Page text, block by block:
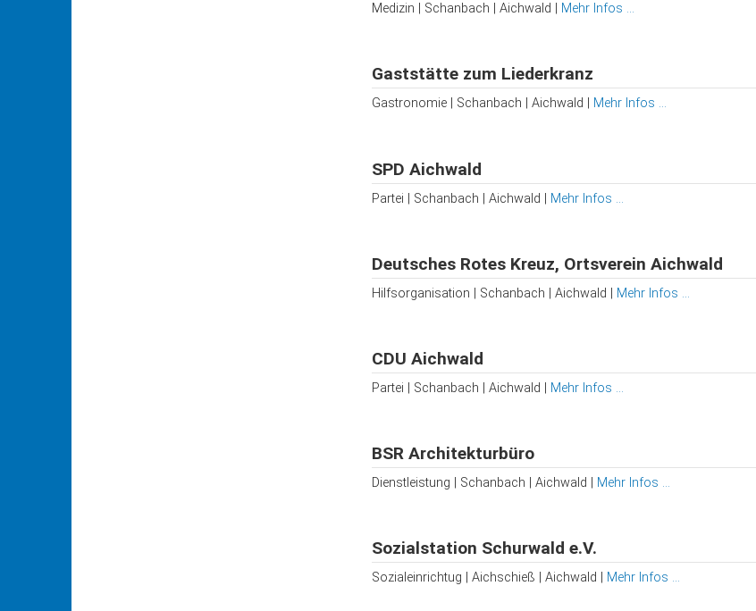
Medizin | Schanbach | Aichwald | Mehr Infos ...
Gaststätte zum Liederkranz
Gastronomie | Schanbach | Aichwald | Mehr Infos ...
SPD Aichwald
Partei | Schanbach | Aichwald | Mehr Infos ...
Deutsches Rotes Kreuz, Ortsverein Aichwald
Hilfsorganisation | Schanbach | Aichwald | Mehr Infos ...
CDU Aichwald
Partei | Schanbach | Aichwald | Mehr Infos ...
BSR Architekturbüro
Dienstleistung | Schanbach | Aichwald | Mehr Infos ...
Sozialstation Schurwald e.V.
Sozialeinrichtug | Aichschieß | Aichwald | Mehr Infos ...